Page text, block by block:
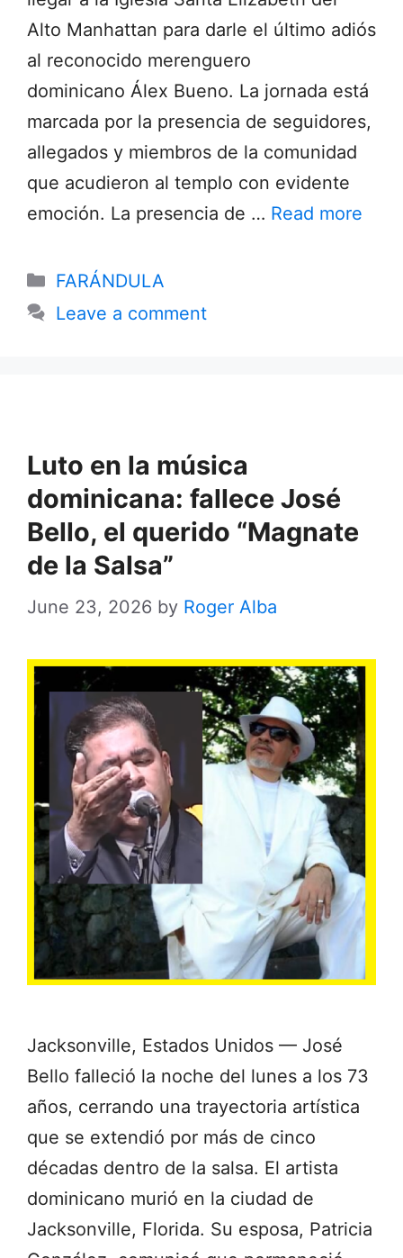
Alto Manhattan para darle el último adiós
al reconocido merenguero
dominicano Álex Bueno. La jornada está
marcada por la presencia de seguidores,
allegados y miembros de la comunidad
que acudieron al templo con evidente
emoción. La presencia de … Read more
Categories
FARÁNDULA
Leave a comment
Luto en la música
dominicana: fallece José
Bello, el querido “Magnate
de la Salsa”
June 23, 2026 by Roger Alba
Jacksonville, Estados Unidos — José
Bello falleció la noche del lunes a los 73
años, cerrando una trayectoria artística
que se extendió por más de cinco
décadas dentro de la salsa. El artista
dominicano murió en la ciudad de
Jacksonville, Florida. Su esposa, Patricia